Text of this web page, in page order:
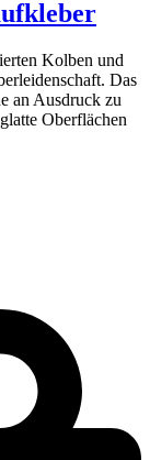
Kolben und
Das
an Ausdruck zu
Oberflächen